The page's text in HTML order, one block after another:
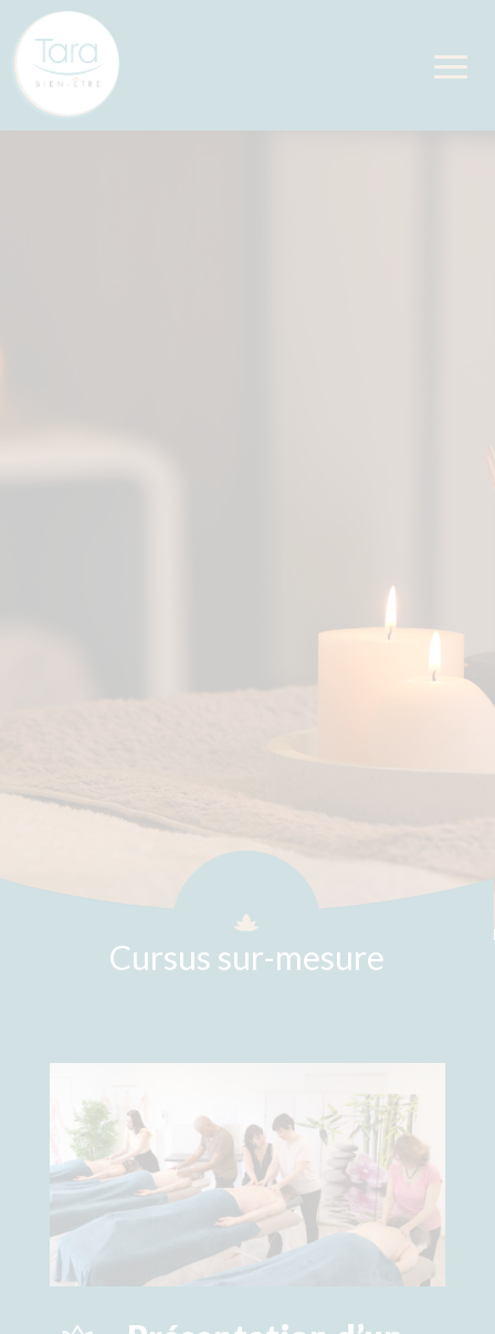
Cursus sur-mesure